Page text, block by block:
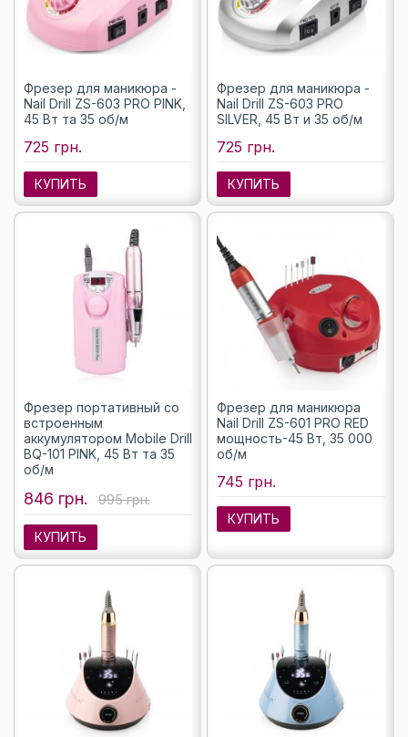
Фрезер для маникюра -
Nail Drill ZS-603 PRO PINK,
45 Вт та 35 об/м
725 грн.
КУПИТЬ
Фрезер для маникюра -
Nail Drill ZS-603 PRO
SILVER, 45 Вт и 35 об/м
725 грн.
КУПИТЬ
Фрезер портативный со
встроенным
аккумулятором Mobile Drill
BQ-101 PINK, 45 Вт та 35
об/м
846 грн. 995 грн.
КУПИТЬ
Фрезер для маникюра
Nail Drill ZS-601 PRO RED
мощность-45 Вт, 35 000
об/м
745 грн.
КУПИТЬ